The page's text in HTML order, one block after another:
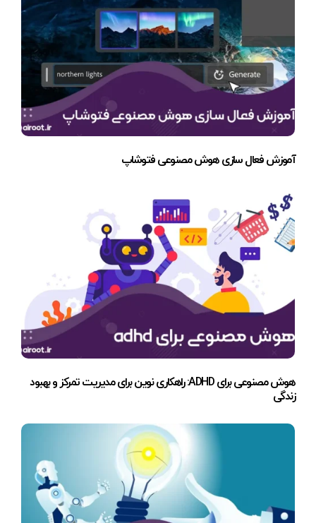
آموزش فعال سازی هوش مصنوعی فتوشاپ
هوش مصنوعی برای ADHD: راهکاری نوین برای مدیریت تمرکز و بهبود
زندگی